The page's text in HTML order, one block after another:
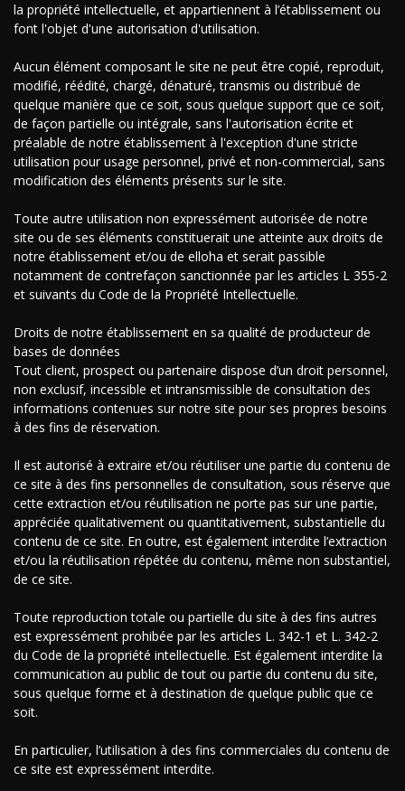
la propriété intellectuelle, et appartiennent à l’établissement ou
font l'objet d'une autorisation d'utilisation.
Aucun élément composant le site ne peut être copié, reproduit,
modifié, réédité, chargé, dénaturé, transmis ou distribué de
quelque manière que ce soit, sous quelque support que ce soit,
de façon partielle ou intégrale, sans l'autorisation écrite et
préalable de notre établissement à l'exception d'une stricte
utilisation pour usage personnel, privé et non-commercial, sans
modification des éléments présents sur le site.
Toute autre utilisation non expressément autorisée de notre
site ou de ses éléments constituerait une atteinte aux droits de
notre établissement et/ou de elloha et serait passible
notamment de contrefaçon sanctionnée par les articles L 355-2
et suivants du Code de la Propriété Intellectuelle.
Droits de notre établissement en sa qualité de producteur de
bases de données
Tout client, prospect ou partenaire dispose d’un droit personnel,
non exclusif, incessible et intransmissible de consultation des
informations contenues sur notre site pour ses propres besoins
à des fins de réservation.
Il est autorisé à extraire et/ou réutiliser une partie du contenu de
ce site à des fins personnelles de consultation, sous réserve que
cette extraction et/ou réutilisation ne porte pas sur une partie,
appréciée qualitativement ou quantitativement, substantielle du
contenu de ce site. En outre, est également interdite l’extraction
et/ou la réutilisation répétée du contenu, même non substantiel,
de ce site.
Toute reproduction totale ou partielle du site à des fins autres
est expressément prohibée par les articles L. 342-1 et L. 342-2
du Code de la propriété intellectuelle. Est également interdite la
communication au public de tout ou partie du contenu du site,
sous quelque forme et à destination de quelque public que ce
soit.
En particulier, l’utilisation à des fins commerciales du contenu de
ce site est expressément interdite.